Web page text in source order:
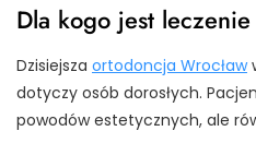
Dla kogo jest
Dzisiejsza ortodoncja Wrocław
dotyczy osób dorosłych.
powodów estetycznych, ale